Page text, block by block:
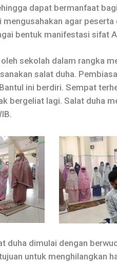
dapat bermanfaat
agar
bentuk manifestasi sifat
sekolah dalam rangka
salat duha.
ini berdiri. Sempat
bergeliat lagi. Salat duha
duha dimulai dengan
untuk menghilangkan